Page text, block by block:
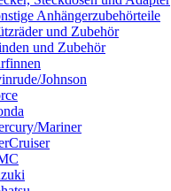
Anhängerzubehörteile
und Zubehör
und Zubehör
Johnson
Mariner